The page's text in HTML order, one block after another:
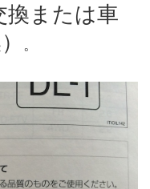
または車
。